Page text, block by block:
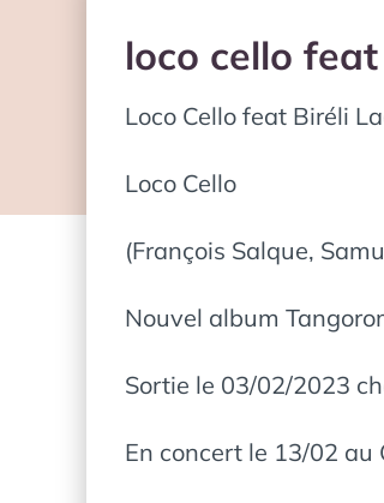
loco cello
Loco Cello feat Biréli
Loco Cello
(François Salque,
Nouvel album
Sortie le 03/02/2023
En concert le 13/02 au